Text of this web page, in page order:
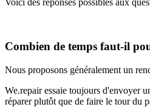
Voici des réponses possibles aux
Combien de temps faut-il
Nous proposons généralement un
We.repair essaie toujours d'envoyer
réparer plutôt que de faire le tour du